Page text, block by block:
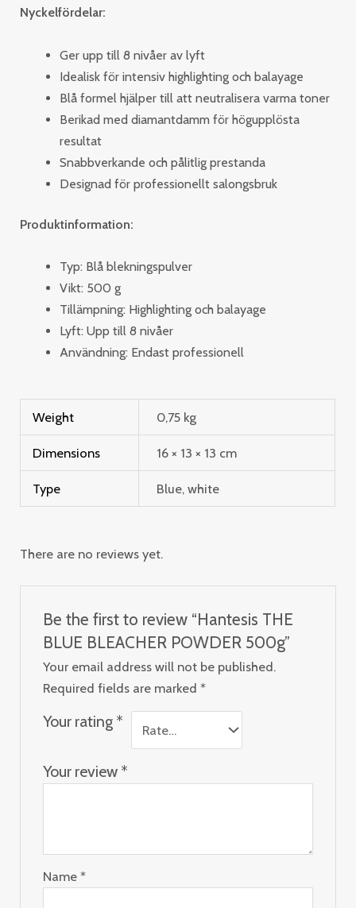
Nyckelfördelar:
Ger upp till 8 nivåer av lyft
Idealisk för intensiv highlighting och balayage
Blå formel hjälper till att neutralisera varma toner
Berikad med diamantdamm för högupplösta
resultat
Snabbverkande och pålitlig prestanda
Designad för professionellt salongsbruk
Produktinformation:
Typ: Blå blekningspulver
Vikt: 500 g
Tillämpning: Highlighting och balayage
Lyft: Upp till 8 nivåer
Användning: Endast professionell
Weight 0,75 kg
Dimensions 16 × 13 × 13 cm
Type Blue, white
There are no reviews yet.
Be the first to review “Hantesis THE
BLUE BLEACHER POWDER 500g”
Your email address will not be published.
Required fields are marked *
Your rating *
Your review *
Name *